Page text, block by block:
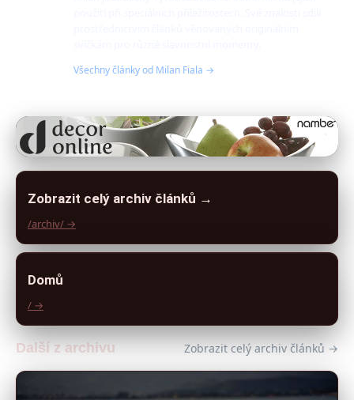
Všechny články od Milan Fiala →
Zobrazit celý archiv článků →
/archiv/ →
Domů
/ →
Další z archivu Zobrazit celý archiv článků →